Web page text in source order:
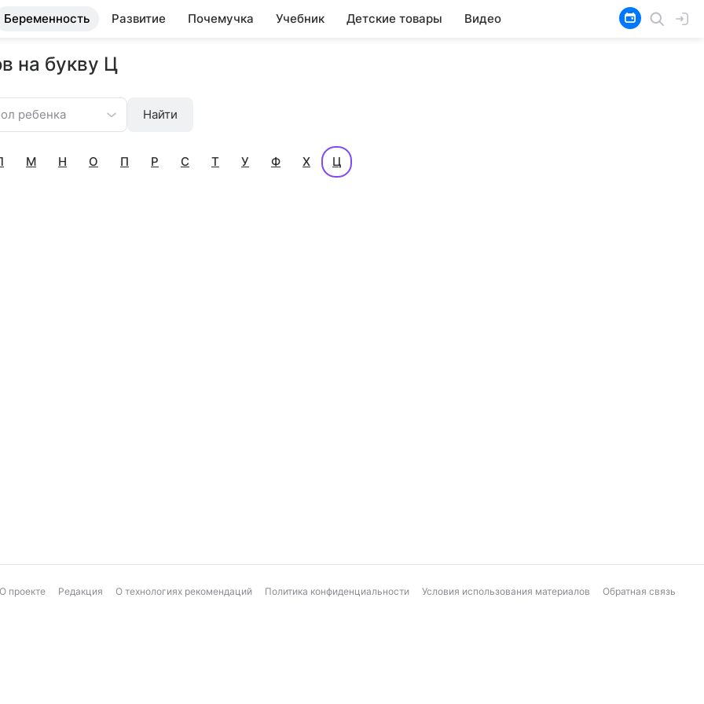
Беременность Развитие Почемучка Учебник Детские товары Видео
на букву Ц
ребенка Найти
М Н О П Р С Т У Ф Х Ц
О проекте Редакция О технологиях рекомендаций Политика конфиденциальности Условия использования материалов Обратная связь